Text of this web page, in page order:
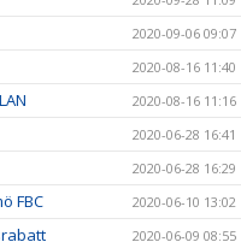
2020-09-06 09:07
2020-08-16 11:40
2020-08-16 11:16
2020-06-28 16:41
2020-06-28 16:29
FBC 2020-06-10 13:02
2020-06-09 08:55